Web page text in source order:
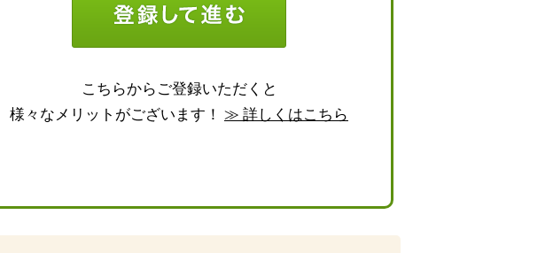
こちらからご登録いただくと
様々なメリットがございます！ ≫ 詳しくはこちら